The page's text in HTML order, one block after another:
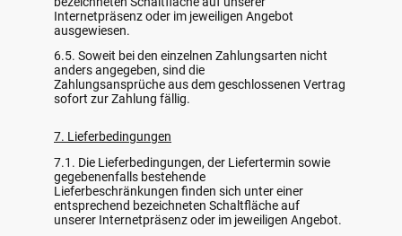
Internetpräsenz oder im jeweiligen Angebot
ausgewiesen.
6.5. Soweit bei den einzelnen Zahlungsarten nicht
anders angegeben, sind die
Zahlungsansprüche aus dem geschlossenen Vertrag
sofort zur Zahlung fällig.
7. Lieferbedingungen
7.1. Die Lieferbedingungen, der Liefertermin sowie
gegebenenfalls bestehende
Lieferbeschränkungen finden sich unter einer
entsprechend bezeichneten Schaltfläche auf
unserer Internetpräsenz oder im jeweiligen Angebot.